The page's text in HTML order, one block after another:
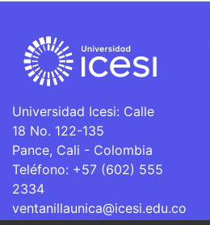
Universidad Icesi: Calle
18 No. 122-135
Pance, Cali - Colombia
Teléfono: +57 (602) 555
2334
ventanillaunica@icesi.edu.co